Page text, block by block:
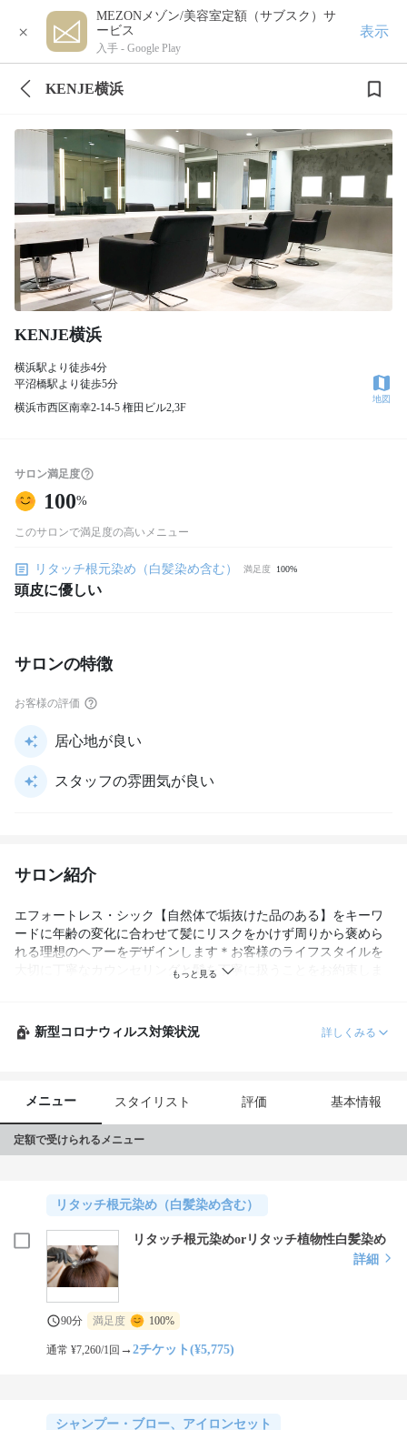
×
MEZONメゾン/美容室定額（サブスク）サ
ービス
入手 - Google Play
表示
KENJE横浜
KENJE横浜
横浜駅より徒歩4分
平沼橋駅より徒歩5分
横浜市西区南幸2-14-5 権田ビル2,3F
地図
サロン満足度
100%
このサロンで満足度の高いメニュー
リタッチ根元染め（白髪染め含む） 満足度 100%
頭皮に優しい
サロンの特徴
お客様の評価
居心地が良い
スタッフの雰囲気が良い
サロン紹介
エフォートレス・シック【自然体で垢抜けた品のある】をキーワ
ードに年齢の変化に合わせて髪にリスクをかけず周りから褒めら
れる理想のヘアーをデザインします＊お客様のライフスタイルを
大切に丁寧なカウンセリングと髪を丁寧に扱うことをお約束しま
新型コロナウィルス対策状況 詳しくみる
メニュー スタイリスト 評価 基本情報
定額で受けられるメニュー
リタッチ根元染め（白髪染め含む）
リタッチ根元染めorリタッチ植物性白髪染め
詳細
90分 満足度 100%
通常 ¥7,260/1回 →2チケット(¥5,775)
シャンプー・ブロー、アイロンセット